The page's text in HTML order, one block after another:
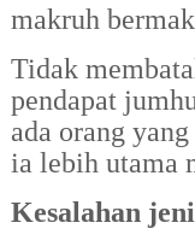
makruh
Tidak
pendapat
ada orang
ia lebih utama
Kesalahan